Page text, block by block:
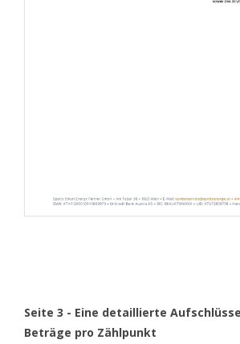
Seite 3 - Eine detaillierte
Beträge pro Zählpunkt